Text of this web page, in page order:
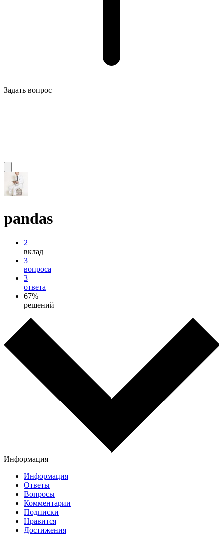
Задать вопрос
pandas
2
вклад
3
вопроса
3
ответа
67%
решений
Информация
Информация
Ответы
Вопросы
Комментарии
Подписки
Нравится
Достижения